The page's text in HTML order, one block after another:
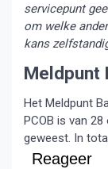
servicepunt
om welke
kans
Meldpunt
Het Meldpunt
PCOB is van
geweest. In
Reageer